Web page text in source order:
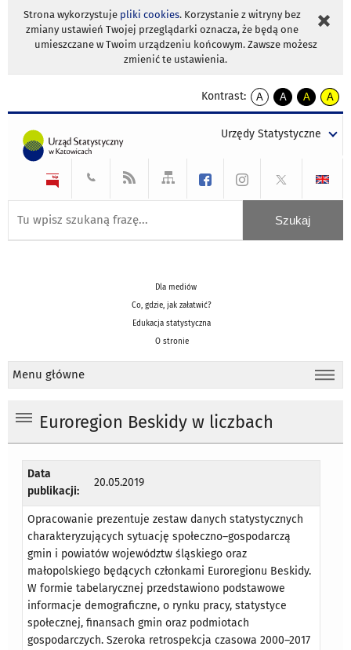
Strona wykorzystuje pliki cookies. Korzystanie z witryny bez
zmiany ustawień Twojej przeglądarki oznacza, że będą one
umieszczane w Twoim urządzeniu końcowym. Zawsze możesz
zmienić te ustawienia.
Kontrast:
A
kontrast
A
kontrast
tekst
czarnym
A
kontrast
tekst
czarnym
A
tekst
żółtym
Urzędy Statystyczne
Dla mediów
Co, gdzie, jak załatwić?
Edukacja statystyczna
O stronie
Menu główne
Euroregion Beskidy w liczbach
Data
publikacji:
20.05.2019
Opracowanie prezentuje zestaw danych statystycznych
charakteryzujących sytuację społeczno–gospodarczą
gmin i powiatów województw śląskiego oraz
małopolskiego będących członkami Euroregionu Beskidy.
W formie tabelarycznej przedstawiono podstawowe
informacje demograficzne, o rynku pracy, statystyce
społecznej, finansach gmin oraz podmiotach
gospodarczych. Szeroka retrospekcja czasowa 2000–2017